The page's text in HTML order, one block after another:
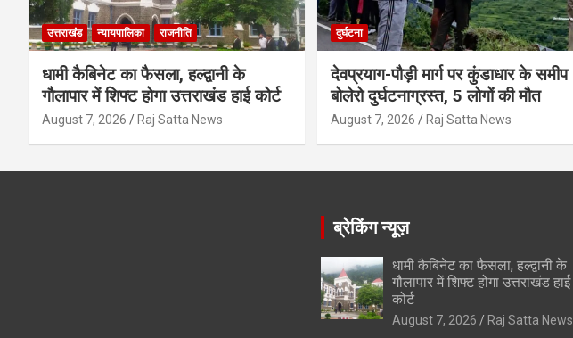
उत्तराखंड न्यायपालिका राजनीति
धामी कैबिनेट का फैसला, हल्द्वानी के
गौलापार में शिफ्ट होगा उत्तराखंड हाई कोर्ट
August 7, 2026 Raj Satta News
दुर्घटना
देवप्रयाग-पौड़ी मार्ग पर कुंडाधार के समीप
बोलेरो दुर्घटनाग्रस्त, 5 लोगों की मौत
August 7, 2026 Raj Satta News
ब्रेकिंग न्यूज़
धामी कैबिनेट का फैसला, हल्द्वानी के
गौलापार में शिफ्ट होगा उत्तराखंड हाई
कोर्ट
August 7, 2026 Raj Satta News